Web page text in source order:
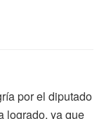
por el diputado
logrado, ya que